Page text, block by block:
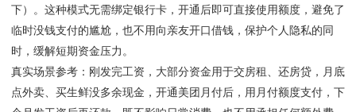
下）。这种模式无需绑定银行卡，开通后即可直接使用额度，避免了
临时没钱支付的尴尬，也不用向亲友开口借钱，保护个人隐私的同
时，缓解短期资金压力。
真实场景参考：刚发完工资，大部分资金用于交房租、还房贷，月底
点外卖、买生鲜没多余现金，开通美团月付后，用月付额度支付，下